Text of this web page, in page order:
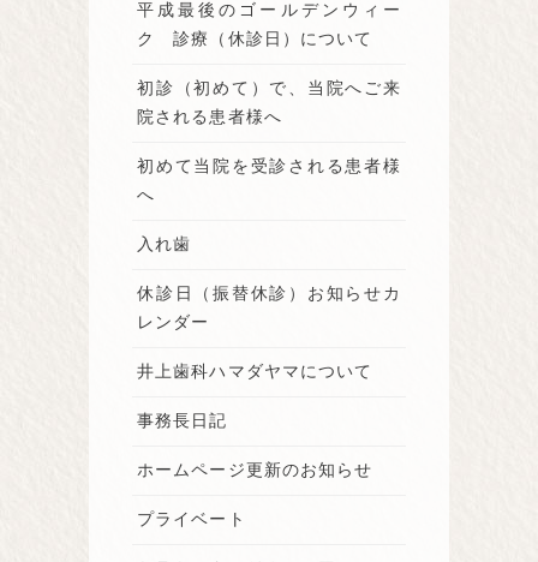
平成最後のゴールデンウィー
ク 診療（休診日）について
初診（初めて）で、当院へご来
院される患者様へ
初めて当院を受診される患者様
へ
入れ歯
休診日（振替休診）お知らせカ
レンダー
井上歯科ハマダヤマについて
事務長日記
ホームページ更新のお知らせ
プライベート